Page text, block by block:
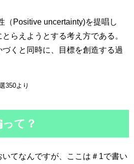
（Positive uncertainty)を提唱し
らえようとする考え方である。
くと同時に、目標を創造する過
350より
て？
てなんですが、ここは＃1で書い